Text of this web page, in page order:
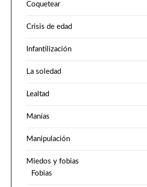
Coquetear
Crisis de edad
Infantilización
La soledad
Lealtad
Manías
Manipulación
Miedos y fobias
Fobias